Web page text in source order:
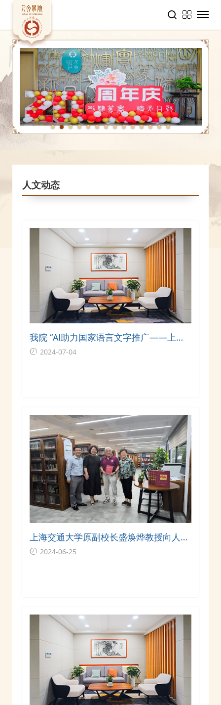
4 5 6 7 8 9 10 11 12 13 14
人文动态
我院 “AI助力国家语言文字推广——上海
交通大学暑期边疆实践”暑期社会团队获
2024-07-04
上海交通大学原副校长盛焕烨教授向人文
分馆捐赠图书
2024-06-25